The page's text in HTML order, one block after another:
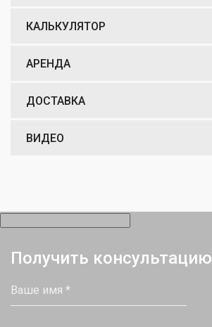
КАЛЬКУЛЯТОР
АРЕНДА
ДОСТАВКА
ВИДЕО
Получить консультацию